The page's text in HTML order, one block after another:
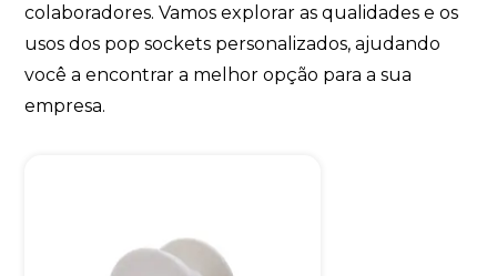
colaboradores. Vamos explorar as qualidades e os
usos dos pop sockets personalizados, ajudando
você a encontrar a melhor opção para a sua
empresa.